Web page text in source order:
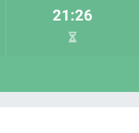
21:26